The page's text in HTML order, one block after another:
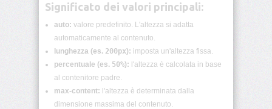
Browser
Commenti
Significato dei valori principali:
auto: valore predefinito. L'altezza si adatta
automaticamente al contenuto.
lunghezza (es. 200px): imposta un'altezza fissa.
percentuale (es. 50%): l'altezza è calcolata in base
al contenitore padre.
max-content: l'altezza è determinata dalla
dimensione massima del contenuto.